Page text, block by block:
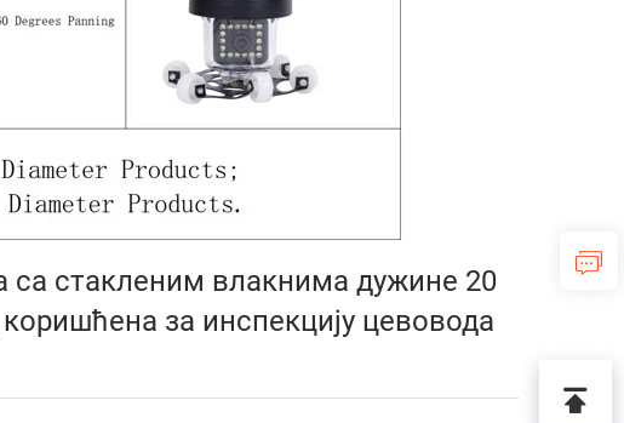
са стакленим влакнима дужине 20
за инспекцију цевовода